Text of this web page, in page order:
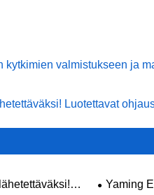
kytkimien valmistukseen ja
Luotettavat
Yaming